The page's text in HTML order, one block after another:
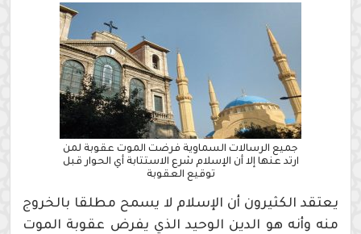
جميع الرسالات السماوية فرضت الموت عقوبة لمن
ارتد عنها إلا أن الإسلام شرع الاستتابة أي الحوار قبل
توقيع العقوبة
يعتقد الكثيرون أن الإسلام لا يسمح مطلقا بالخروج
منه وأنه هو الدين الوحيد الذي يفرض عقوبة الموت